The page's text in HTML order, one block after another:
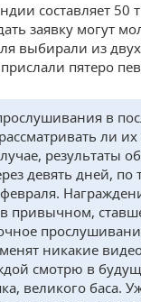
составляет 50
заявку могут
выбирали из
пятеро
в
ли
результаты
девять дней,
привычном,
никакие
смотрю в
великого баса.